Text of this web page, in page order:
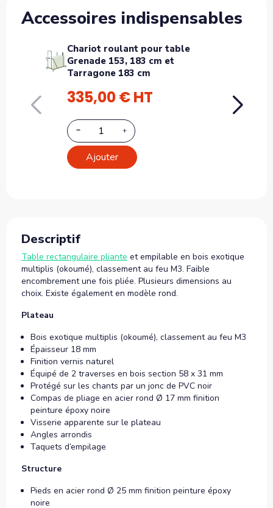
Accessoires indispensables
Chariot roulant pour table
Grenade 153, 183 cm et
Tarragone 183 cm
335,00 € HT
Ajouter
Descriptif
Table rectangulaire pliante et empilable en bois exotique
multiplis (okoumé), classement au feu M3. Faible
encombrement une fois pliée. Plusieurs dimensions au
choix. Existe également en modèle rond.
Plateau
Bois exotique multiplis (okoumé), classement au feu M3
Épaisseur 18 mm
Finition vernis naturel
Équipé de 2 traverses en bois section 58 x 31 mm
Protégé sur les chants par un jonc de PVC noir
Compas de pliage en acier rond Ø 17 mm finition
peinture époxy noire
Visserie apparente sur le plateau
Angles arrondis
Taquets d’empilage
Structure
Pieds en acier rond Ø 25 mm finition peinture époxy
noire